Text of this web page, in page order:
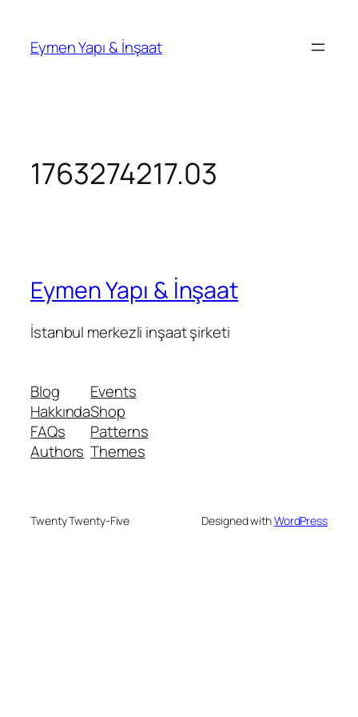
Eymen Yapı & İnşaat
1763274217.03
Eymen Yapı & İnşaat
İstanbul merkezli inşaat şirketi
Blog
Hakkında
FAQs
Authors
Events
Shop
Patterns
Themes
Twenty Twenty-Five Designed withWordPress